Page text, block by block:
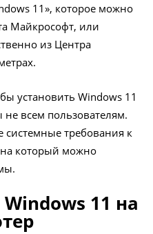
11», которое можно
Майкрософт, или
из Центра
установить Windows 11
всем пользователям.
системные требования к
который можно
11 на